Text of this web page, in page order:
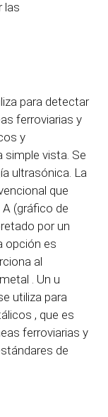
las
para detectar
ferroviarias y
y
simple vista. Se
ultrasónica. La
que
(gráfico de
por un
opción es
al
metal
Un u
utiliza para
, que es
ferroviarias y
de